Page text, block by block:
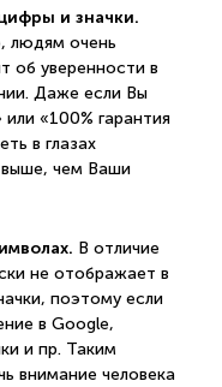
и значки.
людям очень
об уверенности в
Даже если Вы
«100% гарантия
в глазах
выше, чем Ваши
В отличие
не отображает в
поэтому если
в Google,
и пр. Таким
внимание человека